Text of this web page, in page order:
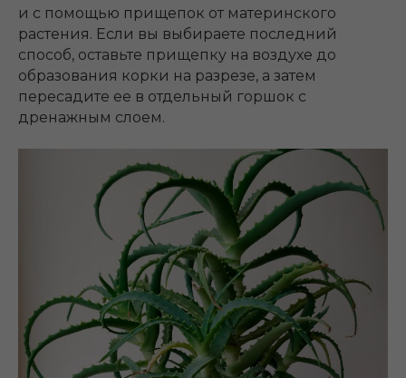
и с помощью прищепок от материнского
растения. Если вы выбираете последний
способ, оставьте прищепку на воздухе до
образования корки на разрезе, а затем
пересадите ее в отдельный горшок с
дренажным слоем.